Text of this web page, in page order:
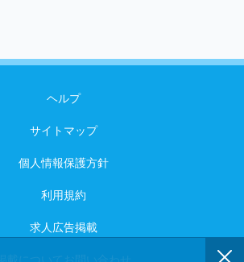
ヘルプ
サイトマップ
個人情報保護方針
利用規約
求人広告掲載
掲載についてお問い合わせ